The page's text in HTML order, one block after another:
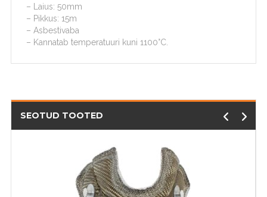
– Laius: 50mm
– Pikkus: 15m
– Asbestivaba
– Kannatab temperatuuri kuni 1100°C.
SEOTUD TOOTED